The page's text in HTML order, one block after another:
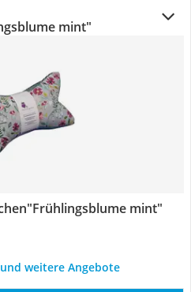
mint"
mint"
weitere Angebote